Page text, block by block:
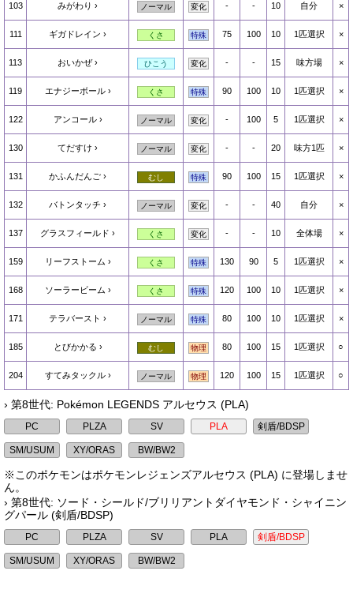
103 みがわり ノーマル 変化 - - 10 自分 ×
111 ギガドレイン くさ 特殊 75 100 10 1匹選択 ×
113 おいかぜ ひこう 変化 - - 15 味方場 ×
119 エナジーボール くさ 特殊 90 100 10 1匹選択 ×
122 アンコール ノーマル 変化 - 100 5 1匹選択 ×
130 てだすけ ノーマル 変化 - - 20 味方1匹 ×
131 かふんだんご むし 特殊 90 100 15 1匹選択 ×
132 バトンタッチ ノーマル 変化 - - 40 自分 ×
137 グラスフィールド くさ 変化 - - 10 全体場 ×
159 リーフストーム くさ 特殊 130 90 5 1匹選択 ×
168 ソーラービーム くさ 特殊 120 100 10 1匹選択 ×
171 テラバースト ノーマル 特殊 80 100 10 1匹選択 ×
185 とびかかる むし 物理 80 100 15 1匹選択 ○
204 すてみタックル ノーマル 物理 120 100 15 1匹選択 ○
› 第8世代: Pokémon LEGENDS アルセウス (PLA)
※このポケモンはポケモンレジェンズアルセウス (PLA) に登場しませ
ん。
› 第8世代: ソード・シールド/ブリリアントダイヤモンド・シャイニン
グパール (剣盾/BDSP)